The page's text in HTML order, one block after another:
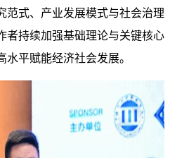
范式、产业发展模式与社会治理
者持续加强基础理论与关键核心
平赋能经济社会发展。